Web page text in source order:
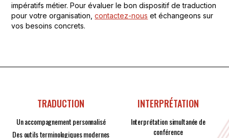
impératifs métier. Pour évaluer le bon dispositif de traduction
pour votre organisation,contactez-nous et échangeons sur
vos besoins concrets.
TRADUCTION
Un accompagnement personnalisé
Des outils terminologiques modernes
INTERPRÉTATION
Interprétation simultanée de
conférence